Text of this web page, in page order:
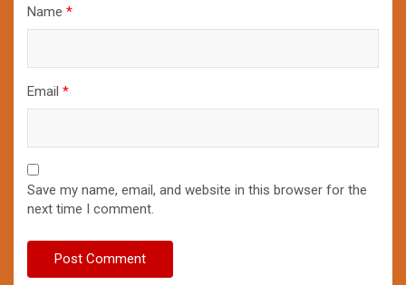
Name *
Email *
Save my name, email, and website in this browser for the
next time I comment.